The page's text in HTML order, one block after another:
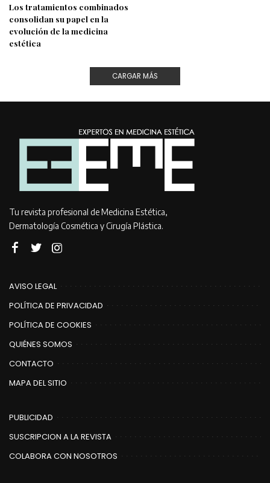
Los tratamientos combinados
consolidan su papel en la
evolución de la medicina
estética
CARGAR MÁS
Tu revista profesional de Medicina Estética,
Dermatología Cosmética y Cirugía Plástica.
AVISO LEGAL
POLÍTICA DE PRIVACIDAD
POLÍTICA DE COOKIES
QUIÉNES SOMOS
CONTACTO
MAPA DEL SITIO
PUBLICIDAD
SUSCRIPCION A LA REVISTA
COLABORA CON NOSOTROS